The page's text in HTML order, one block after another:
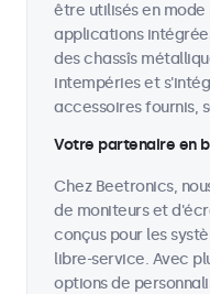
être utilisés en
applications
des chassîs
intempéries et
accessoires fournis,
Votre partenaire en
Chez Beetronics,
de moniteurs et
conçus pour les
libre-service. Avec
options de